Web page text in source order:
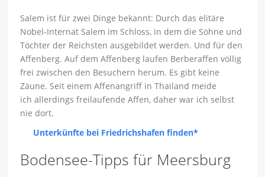
Salem ist für zwei Dinge bekannt: Durch das elitäre
Nobel-Internat Salem im Schloss, in dem die Söhne und
Töchter der Reichsten ausgebildet werden. Und für den
Affenberg. Auf dem Affenberg laufen Berberaffen völlig
frei zwischen den Besuchern herum. Es gibt keine
Zäune. Seit einem Affenangriff in Thailand meide
ich allerdings freilaufende Affen, daher war ich selbst
nie dort.
Unterkünfte bei Friedrichshafen finden*
Bodensee-Tipps für Meersburg